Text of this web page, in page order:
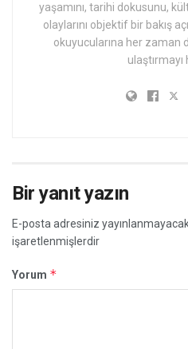
yaşamını, tarihi dokusunu,
olaylarını objektif bir bakış
okuyucularına her zaman
ulaştırmayı
Bir yanıt yazın
E-posta adresiniz
işaretlenmişlerdir
Yorum *